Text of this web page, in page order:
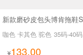
咖色 卡其色 驼色 35码-40码
¥133.00